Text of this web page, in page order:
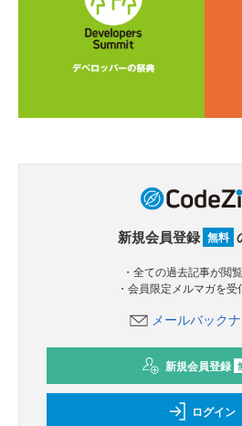
新規会員登録 無料
・全ての過去記事が閲
・会員限定メルマガを
メールバック
新規会員登録
ログイン